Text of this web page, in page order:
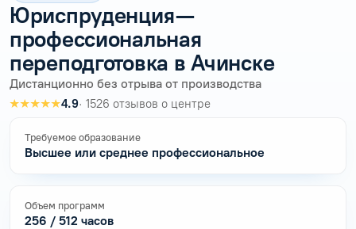
Юриспруденция —
профессиональная
переподготовка в Ачинске
Дистанционно без отрыва от производства
★★★★★4.9· 1526 отзывов о центре
Требуемое образование
Высшее или среднее профессиональное
Объем программ
256 / 512 часов